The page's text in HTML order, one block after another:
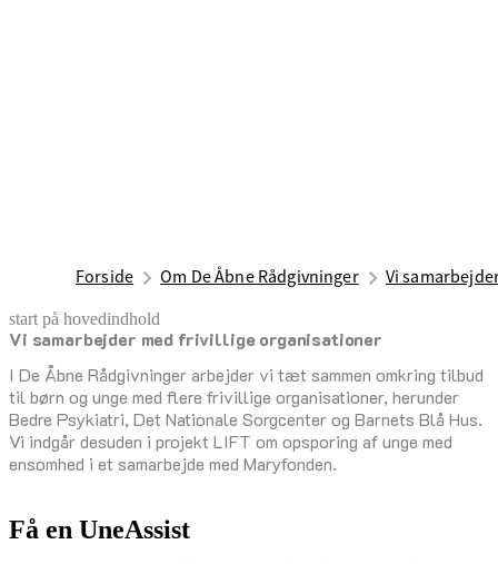
Forside Om De Åbne Rådgivninger Vi
start på hovedindhold
Vi samarbejder med frivillige organisationer
I De Åbne Rådgivninger arbejder vi tæt sammen omkring tilbud
til børn og unge med flere frivillige organisationer, herunder
Bedre Psykiatri, Det Nationale Sorgcenter og Barnets Blå Hus.
Vi indgår desuden i projekt LIFT om opsporing af unge med
ensomhed i et samarbejde med Maryfonden.
senest opdateret 4. december 2025
Få en UneAssist